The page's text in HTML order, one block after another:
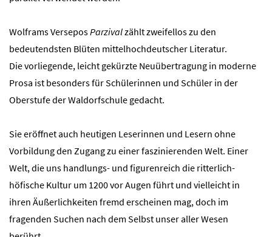
Wolframs VerseposParzivalzählt zweifellos zu den
bedeutendsten Blüten mittelhochdeutscher Literatur.
Die vorliegende, leicht gekürzte Neuübertragung in moderne
Prosa ist besonders für Schülerinnen und Schüler in der
Oberstufe der Waldorfschule gedacht.
Sie eröffnet auch heutigen Leserinnen und Lesern ohne
Vorbildung den Zugang zu einer faszinierenden Welt. Einer
Welt, die uns handlungs- und figurenreich die ritterlich-
höfische Kultur um 1200 vor Augen führt und vielleicht in
ihren Äußerlichkeiten fremd erscheinen mag, doch im
fragenden Suchen nach dem Selbst unser aller Wesen